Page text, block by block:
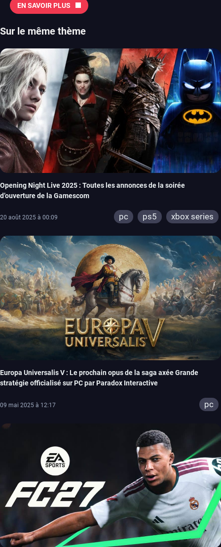
EN SAVOIR PLUS
Sur le même thème
Opening Night Live 2025 : Toutes les annonces de la soirée
d’ouverture de la Gamescom
20 août 2025 à 00:09 pc ps5 xbox series
Europa Universalis V : Le prochain opus de la saga axée Grande
stratégie officialisé sur PC par Paradox Interactive
09 mai 2025 à 12:17 pc